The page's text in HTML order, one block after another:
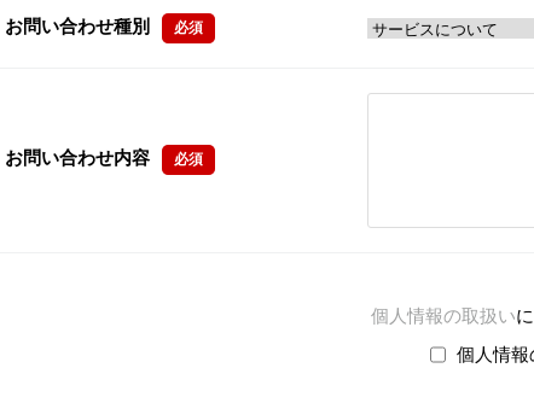
お問い合わせ種別 必須
お問い合わせ内容 必須
個人情報の取扱い
個人情報